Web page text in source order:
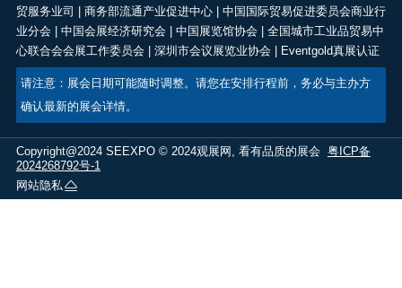
贸服务业司
商务部流通产业促进中心
中国国际贸易促进委员会商业行
业分会
中国会展经济研究会 中国展览馆协会
全国城市工业品贸易中
心联合会会展工作委员会
深圳市会议展览业协会 Eventgold真展认证
请注意：展会日期可能随时调整。请您在安排行程前，务必与主办方
确认最新的展会详情。
Copyright@2024 SEEXPO © 2024观展网, 看有品质的展会 粤ICP备
2024268792号-1
网站隐私